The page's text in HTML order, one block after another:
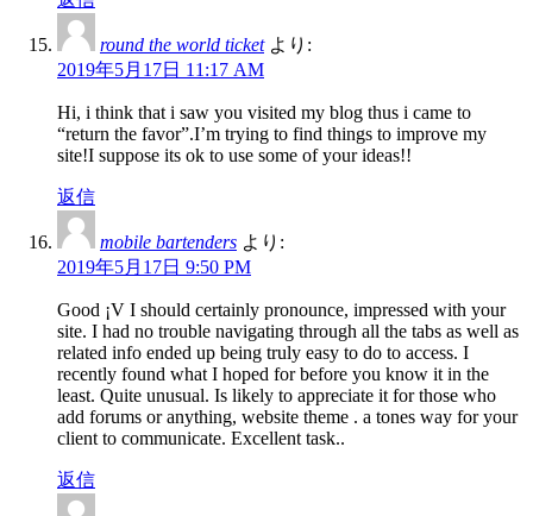
round the world ticket より:
2019年5月17日 11:17 AM
Hi, i think that i saw you visited my blog thus i came to
“return the favor”.I’m trying to find things to improve my
site!I suppose its ok to use some of your ideas!!
返信
mobile bartenders より:
2019年5月17日 9:50 PM
Good ¡V I should certainly pronounce, impressed with your
site. I had no trouble navigating through all the tabs as well as
related info ended up being truly easy to do to access. I
recently found what I hoped for before you know it in the
least. Quite unusual. Is likely to appreciate it for those who
add forums or anything, website theme . a tones way for your
client to communicate. Excellent task..
返信